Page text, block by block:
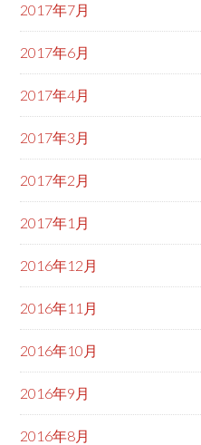
2017年7月
2017年6月
2017年4月
2017年3月
2017年2月
2017年1月
2016年12月
2016年11月
2016年10月
2016年9月
2016年8月